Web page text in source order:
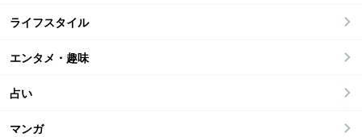
ライフスタイル
エンタメ・趣味
占い
マンガ